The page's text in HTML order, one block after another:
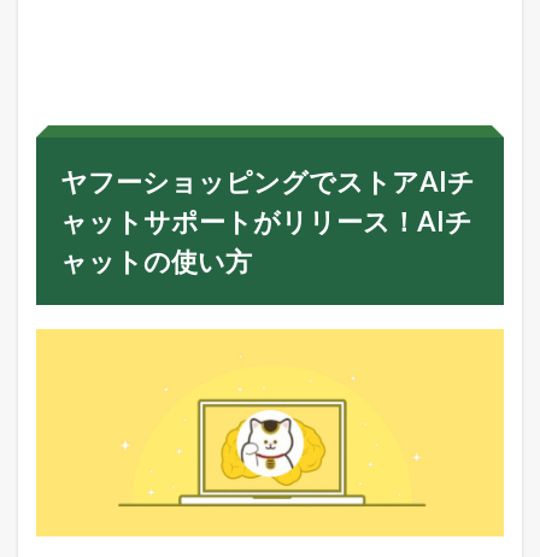
グ
で
ス
ア
I
チ
ヤフーショッピングでストアAIチ
ャットサポートがリリース！AIチ
ャットの使い方